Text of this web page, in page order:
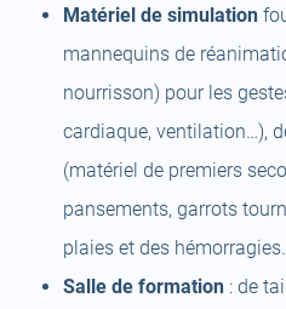
Matériel de simulation
mannequins de
nourrisson) pour les
cardiaque, ventilation…),
(matériel de premiers
pansements, garrots
plaies et des
Salle de formation : de